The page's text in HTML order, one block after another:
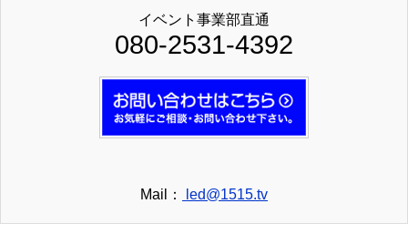
イベント事業部直通
080-2531-4392
Mail： led@1515.tv